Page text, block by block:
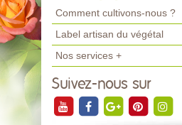
Comment cultivons-nous ?
Label artisan du végétal
Nos services +
Suivez-nous sur